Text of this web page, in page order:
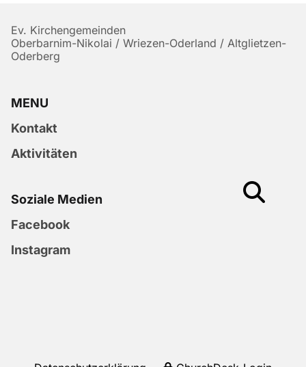
Ev. Kirchengemeinden
Oberbarnim-Nikolai / Wriezen-Oderland / Altglietzen-
Oderberg
MENU
Kontakt
Aktivitäten
Soziale Medien
Facebook
Instagram